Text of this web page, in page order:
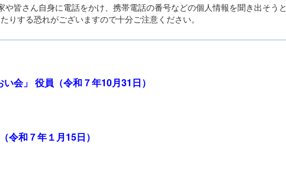
皆さん自身に電話をかけ、携帯電話の番号などの個人情報を聞き出そうと
りする恐れがございますので十分ご注意ください。
会」 役員（令和７年10月31日）
和７年１月15日）